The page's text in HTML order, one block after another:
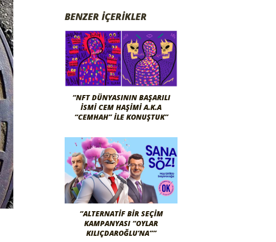
BENZER İÇERİKLER
“NFT DÜNYASININ BAŞARILI
İSMI CEM HAŞIMI A.K.A
“CEMHAH” İLE KONUŞTUK”
“ALTERNATIF BIR SEÇIM
KAMPANYASI “OYLAR
KILIÇDAROĞLU’NA””